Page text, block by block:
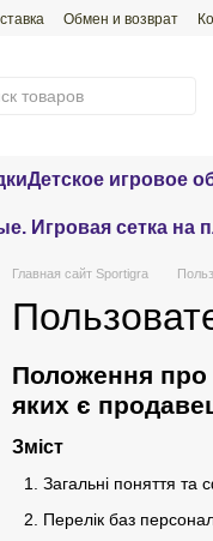
Обмен и возврат
Детское игровое
Игровая сетка на
Главная сайт Sportigra
Положення про
яких є
Зміст
Загальні поняття та
Перелік баз